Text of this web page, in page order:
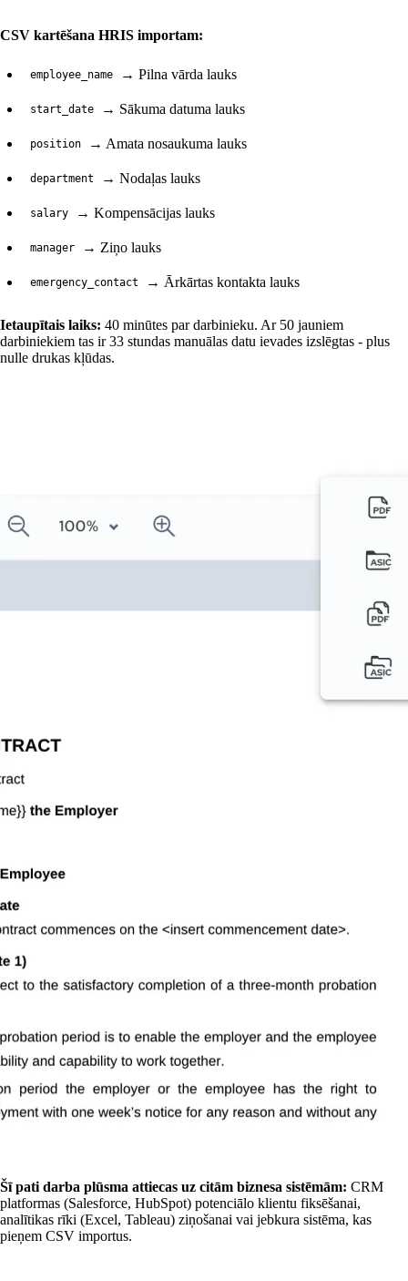
CSV kartēšana HRIS importam:
employee_name → Pilna vārda lauks
start_date → Sākuma datuma lauks
position → Amata nosaukuma lauks
department → Nodaļas lauks
salary → Kompensācijas lauks
manager → Ziņo lauks
emergency_contact → Ārkārtas kontakta lauks
Ietaupītais laiks: 40 minūtes par darbinieku. Ar 50 jauniem
darbiniekiem tas ir 33 stundas manuālas datu ievades izslēgtas - plus
nulle drukas kļūdas.
Šī pati darba plūsma attiecas uz citām biznesa sistēmām: CRM
platformas (Salesforce, HubSpot) potenciālo klientu fiksēšanai,
analītikas rīki (Excel, Tableau) ziņošanai vai jebkura sistēma, kas
pieņem CSV importus.